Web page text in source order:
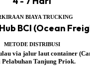
BIAYA TRUCKING
BCI (Ocean
METODE DISTRIBUSI
via jalur laut container
Tanjung Priok.